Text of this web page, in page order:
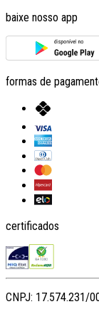
baixe nosso app
formas de
certificados
CNPJ: 17.574.231/